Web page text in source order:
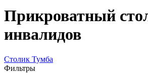
Прикроватный
инвалидов
Столик Тумба
Фильтры